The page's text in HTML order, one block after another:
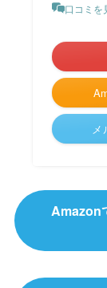
口コミを
メ
Amazon